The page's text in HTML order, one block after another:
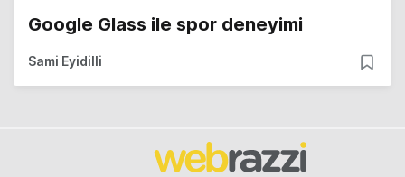
Google Glass ile spor deneyimi
Sami Eyidilli